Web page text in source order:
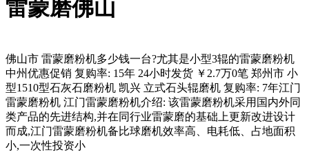
雷蒙磨佛山
佛山市 雷蒙磨粉机多少钱一台?尤其是小型3辊的雷蒙磨粉机
中州优惠促销 复购率: 15年 24小时发货 ￥2.7万0笔 郑州市 小
型1510型石灰石磨粉机 凯兴 立式石头辊磨机 复购率: 7年江门
雷蒙磨粉机 江门雷蒙磨粉机介绍: 该雷蒙磨粉机采用国内外同
类产品的先进结构,并在同行业雷蒙磨的基础上更新改进设计
而成,江门雷蒙磨粉机备比球磨机效率高、电耗低、占地面积
小,一次性投资小